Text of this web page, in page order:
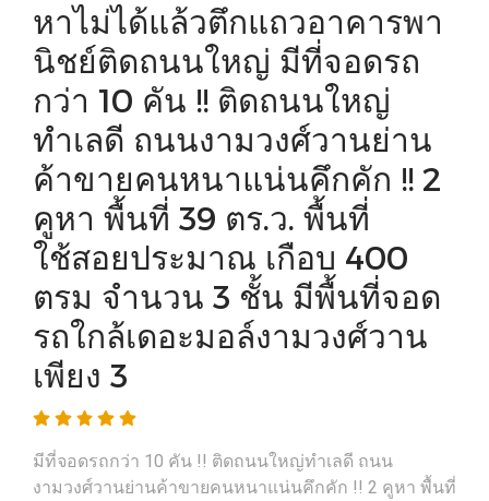
หาไม่ได้แล้วตึกแถวอาคารพา
นิชย์ติดถนนใหญ่ มีที่จอดรถ
กว่า 10 คัน !! ติดถนนใหญ่
ทำเลดี ถนนงามวงศ์วานย่าน
ค้าขายคนหนาแน่นคึกคัก !! 2
คูหา พื้นที่ 39 ตร.ว. พื้นที่
ใช้สอยประมาณ เกือบ 400
ตรม จำนวน 3 ชั้น มีพื้นที่จอด
รถใกล้เดอะมอล์งามวงศ์วาน
เพียง 3
มีที่จอดรถกว่า 10 คัน !! ติดถนนใหญ่ทำเลดี ถนน
งามวงศ์วานย่านค้าขายคนหนาแน่นคึกคัก !! 2 คูหา พื้นที่